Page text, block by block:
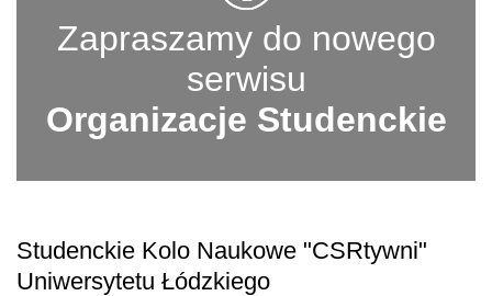
Zapraszamy do nowego
serwisu
Organizacje Studenckie
Studenckie Kolo Naukowe "CSRtywni"
Uniwersytetu Łódzkiego